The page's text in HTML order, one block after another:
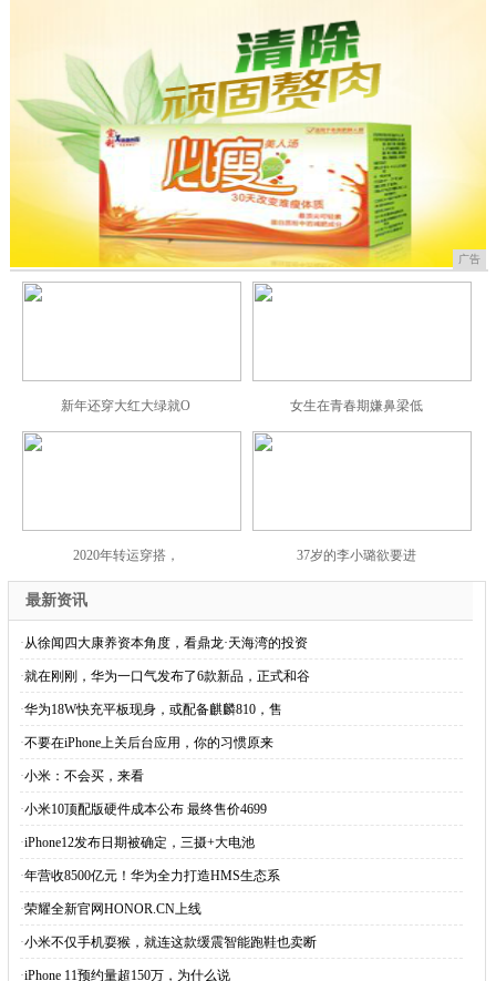
广告
新年还穿大红大绿就O 女生在青春期嫌鼻梁低
2020年转运穿搭， 37岁的李小璐欲要进
最新资讯
·从徐闻四大康养资本角度，看鼎龙·天海湾的投资
·就在刚刚，华为一口气发布了6款新品，正式和谷
·华为18W快充平板现身，或配备麒麟810，售
·不要在iPhone上关后台应用，你的习惯原来
·小米：不会买，来看
·小米10顶配版硬件成本公布 最终售价4699
·iPhone12发布日期被确定，三摄+大电池
·年营收8500亿元！华为全力打造HMS生态系
·荣耀全新官网HONOR.CN上线
·小米不仅手机耍猴，就连这款缓震智能跑鞋也卖断
·iPhone 11预约量超150万，为什么说